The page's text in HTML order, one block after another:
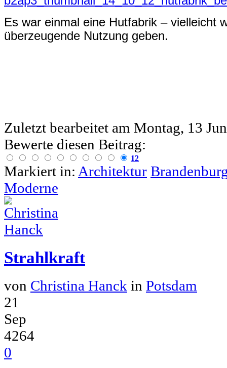
Es war einmal eine Hutfabrik – vielleicht
überzeugende Nutzung geben.
Zuletzt bearbeitet am Montag, 13
Bewerte diesen Beitrag:
12
Markiert in: Architektur
Moderne
Strahlkraft
von Christina Hanck in Potsdam
21
Sep
4264
0